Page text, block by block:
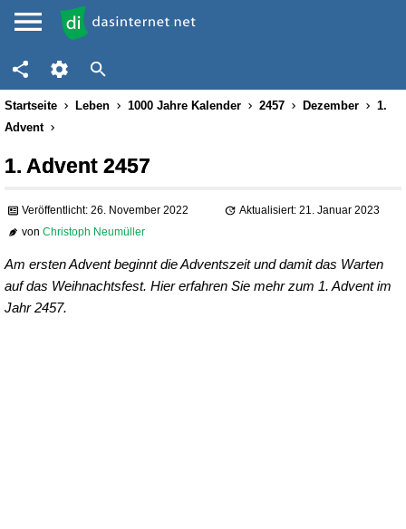
Startseite Leben 1000 Jahre Kalender 2457 Dezember
1.
Advent
1. Advent 2457
Veröffentlicht: 26. November 2022
Aktualisiert: 21. Januar 2023
vonChristoph Neumüller
Am ersten Advent beginnt die Adventszeit und damit das Warten
auf das Weihnachtsfest. Hier erfahren Sie mehr zum 1. Advent im
Jahr 2457.